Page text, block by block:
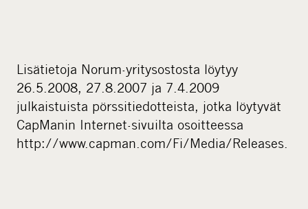
Lisätietoja Norum-yritysostosta löytyy
26.5.2008, 27.8.2007 ja 7.4.2009
julkaistuista pörssitiedotteista, jotka löytyvät
CapManin Internet-sivuilta osoitteessa
http://www.capman.com/Fi/Media/Releases.